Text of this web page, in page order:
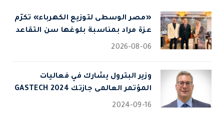
«مصر الوسطى لتوزيع الكهرباء» تكرّم
عزة مراد بمناسبة بلوغها سن التقاعد
2026-08-06
وزير البترول يشارك في فعاليات
المؤتمر العالمى جازتك 2024 GASTECH
2024-09-16